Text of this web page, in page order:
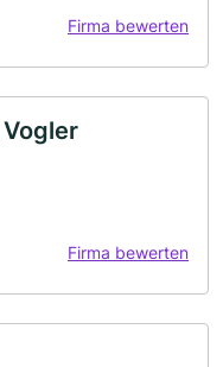
Firma bewerten
Firma bewerten